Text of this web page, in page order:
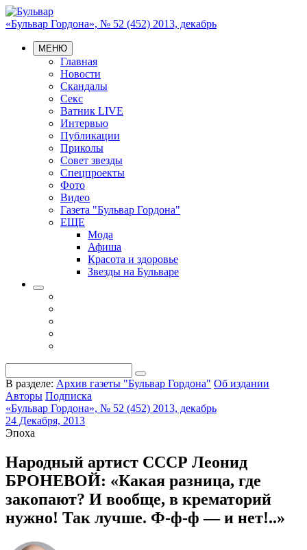
«Бульвар Гордона», № 52 (452) 2013, декабрь
МЕНЮ
Главная
Новости
Скандалы
Секс
Ватник LIVE
Интервью
Публикации
Приколы
Совет звезды
Спецпроекты
Фото
Видео
Газета "Бульвар Гордона"
ЕЩЕ
Мода
Афиша
Красота и здоровье
Звезды на Бульваре
В разделе: Архив газеты "Бульвар Гордона" Об издании
Авторы Подписка
«Бульвар Гордона», № 52 (452) 2013, декабрь
24 Декабря, 2013
Эпоха
Народный артист СССР Леонид
БРОНЕВОЙ: «Какая разница, где
закопают? И вообще, в крематорий
нужно! Так лучше. Ф-ф-ф — и нет!..»